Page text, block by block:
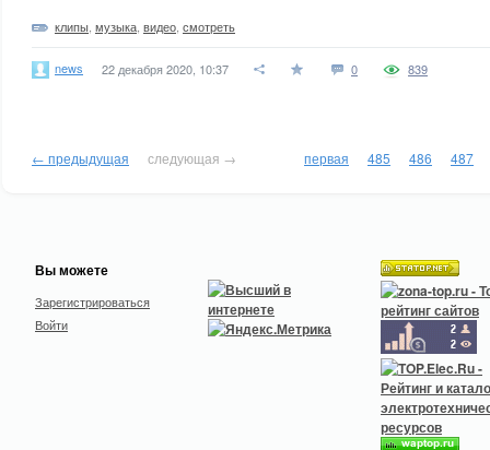
клипы музыка видео смотреть
news 22 декабря 2020, 10:37 0 839
← предыдущая следующая → первая 485 486 487
Вы можете
Зарегистрироваться
Войти